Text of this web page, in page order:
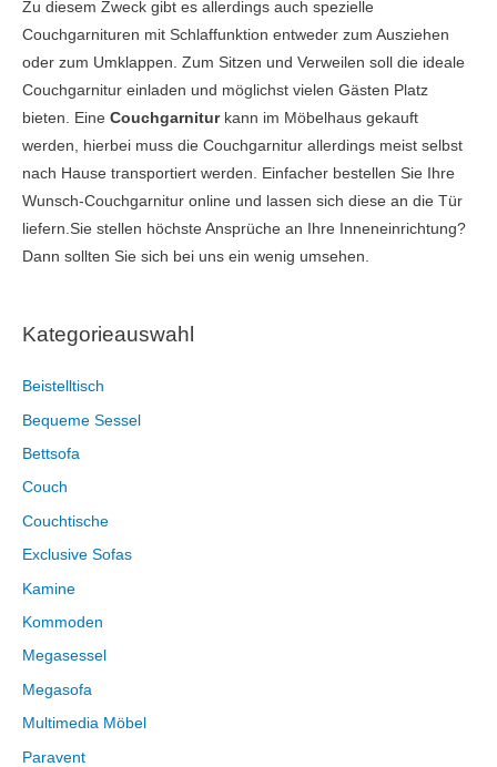
Kategorieauswahl
Beistelltisch
Bequeme Sessel
Bettsofa
Couch
Couchtische
Exclusive Sofas
Kamine
Kommoden
Megasessel
Megasofa
Multimedia Möbel
Paravent
Zu diesem Zweck gibt es allerdings auch spezielle
Couchgarnituren mit Schlaffunktion entweder zum Ausziehen
oder zum Umklappen. Zum Sitzen und Verweilen soll die ideale
Couchgarnitur einladen und möglichst vielen Gästen Platz
bieten. Eine Couchgarniturkann im Möbelhaus gekauft
werden, hierbei muss die Couchgarnitur allerdings meist selbst
nach Hause transportiert werden. Einfacher bestellen Sie Ihre
Wunsch-Couchgarnitur online und lassen sich diese an die Tür
liefern.Sie stellen höchste Ansprüche an Ihre Inneneinrichtung?
Dann sollten Sie sich bei uns ein wenig umsehen.